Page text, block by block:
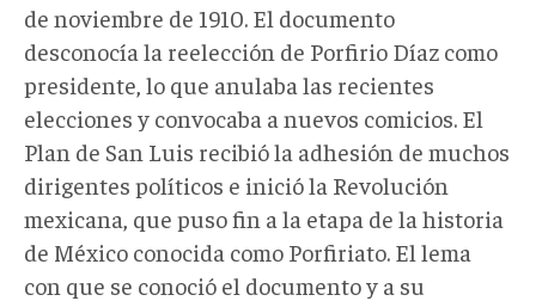
de noviembre de 1910. El documento
desconocía la reelección de Porfirio Díaz como
presidente, lo que anulaba las recientes
elecciones y convocaba a nuevos comicios. El
Plan de San Luis recibió la adhesión de muchos
dirigentes políticos e inició la Revolución
mexicana, que puso fin a la etapa de la historia
de México conocida como Porfiriato. El lema
con que se conoció el documento y a su